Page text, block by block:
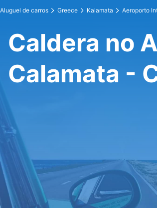
Aluguel de carros Greece Kalamata Aeroporto
Caldera no
Calamata -